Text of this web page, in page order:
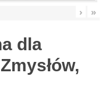
› »
dla